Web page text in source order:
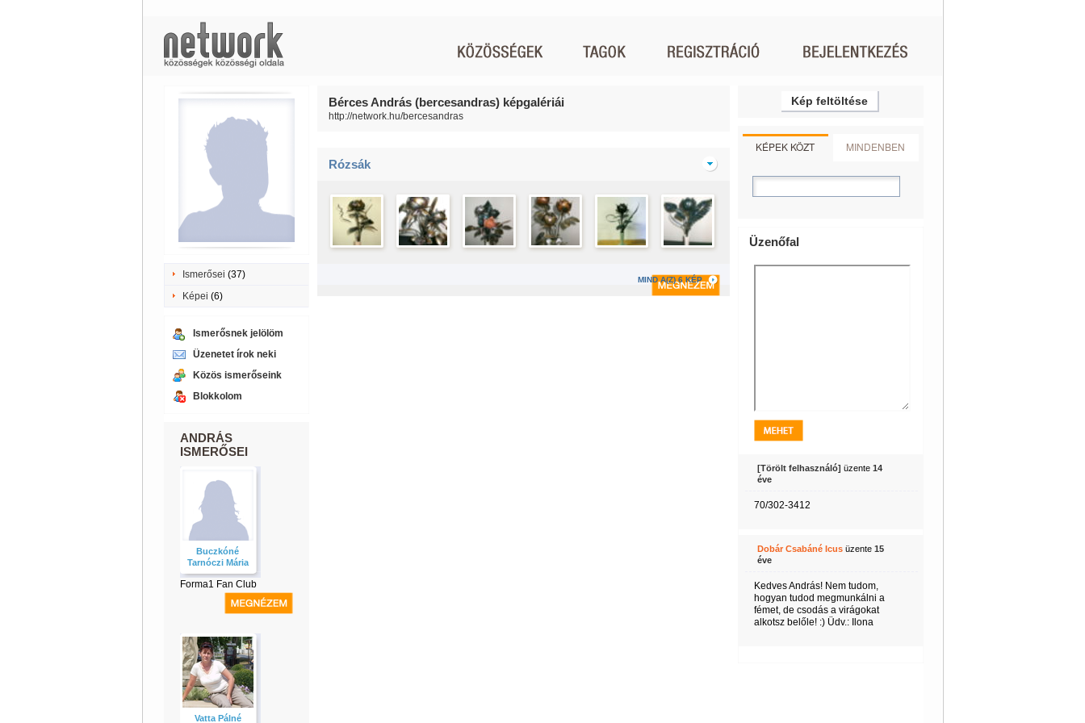
Ismerősei (37)
Képei (6)
Ismerősnek jelölöm
Üzenetet írok neki
Közös ismerőseink
Blokkolom
ANDRÁS
ISMERŐSEI
Buczkóné
Tarnóczi Mária
Forma1 Fan Club
Vatta Pálné
Bérces András (bercesandras) képgalériái
http://network.hu/bercesandras
Rózsák
MIND A(Z) 6 KÉP
Kép feltöltése
KÉPEK KÖZT MINDENBEN
Üzenőfal
[Törölt felhasználó] üzente 14
éve
70/302-3412
Dobár Csabáné Icusüzente 15
éve
Kedves András! Nem tudom,
hogyan tudod megmunkálni a
fémet, de csodás a virágokat
alkotsz belőle! :) Üdv.: Ilona